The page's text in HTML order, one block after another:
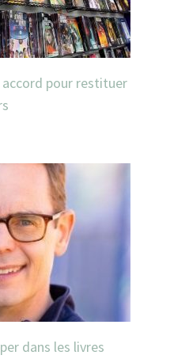
pour restituer
dans les livres